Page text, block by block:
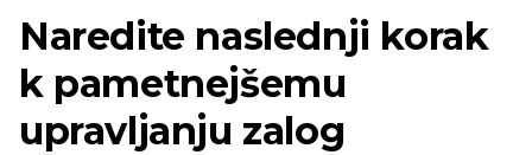
Naredite naslednji korak
k pametnejšemu
upravljanju zalog